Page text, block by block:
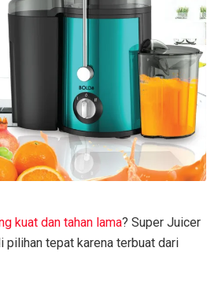
kuat dan tahan lama? Super Juicer
pilihan tepat karena terbuat dari